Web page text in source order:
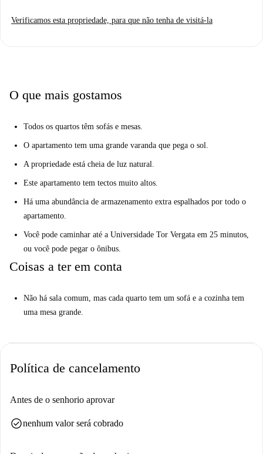
Verificamos esta propriedade, para que não tenha de visitá-la
O que mais gostamos
Todos os quartos têm sofás e mesas.
O apartamento tem uma grande varanda que pega o sol.
A propriedade está cheia de luz natural.
Este apartamento tem tectos muito altos.
Há uma abundância de armazenamento extra espalhados por todo o
apartamento.
Você pode caminhar até a Universidade Tor Vergata em 25 minutos,
ou você pode pegar o ônibus.
Coisas a ter em conta
Não há sala comum, mas cada quarto tem um sofá e a cozinha tem
uma mesa grande.
Política de cancelamento
Antes de o senhorio aprovar
check_circlenenhum valor será cobrado